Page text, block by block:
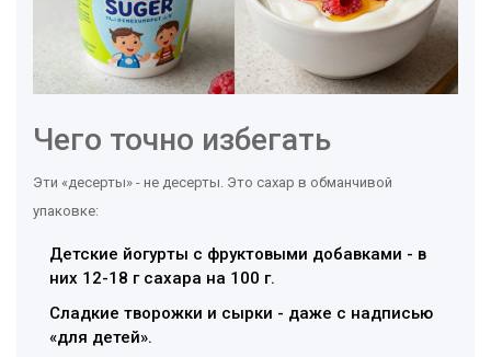
Чего точно избегать
Эти «десерты» - не десерты. Это сахар в обманчивой
упаковке:
Детские йогурты с фруктовыми добавками - в
них 12-18 г сахара на 100 г.
Сладкие творожки и сырки - даже с надписью
«для детей».